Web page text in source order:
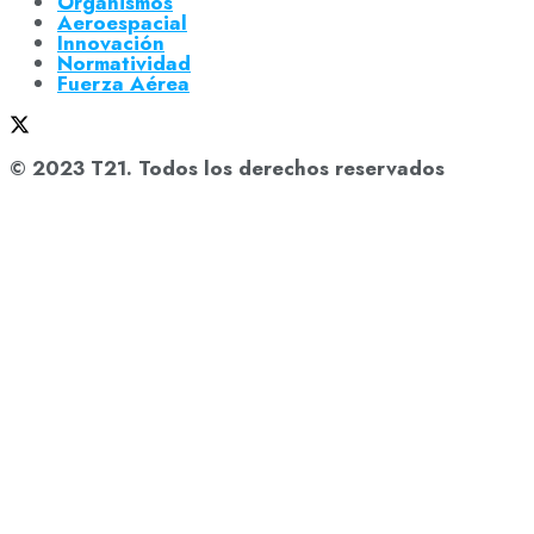
Aeroespacial
Innovación
Normatividad
Fuerza Aérea
© 2023 T21. Todos los derechos reservados